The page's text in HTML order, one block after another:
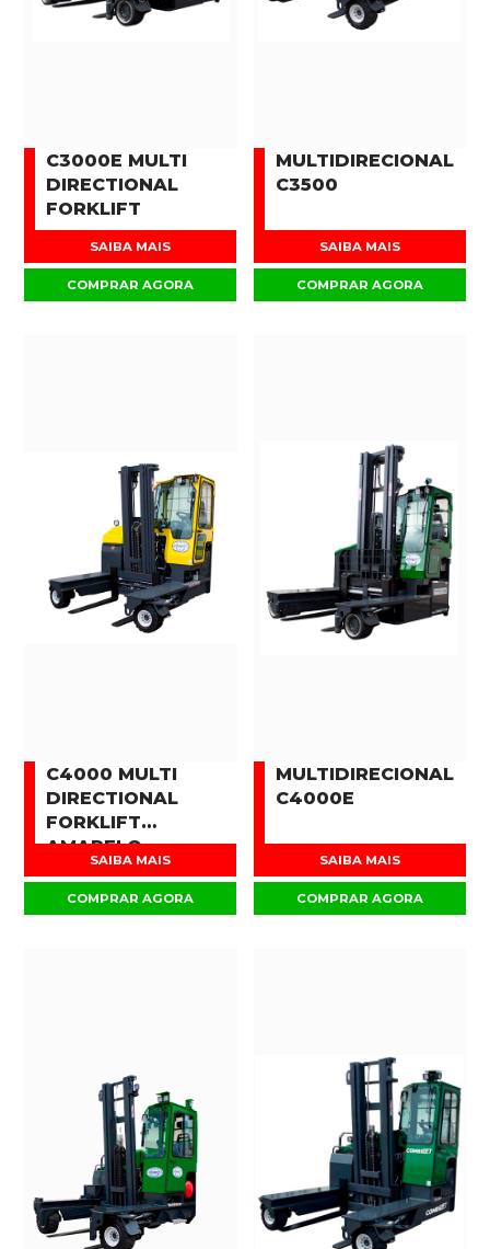
C3000E MULTI
DIRECTIONAL
FORKLIFT
SAIBA MAIS
COMPRAR AGORA
MULTIDIRECIONAL
C3500
SAIBA MAIS
COMPRAR AGORA
C4000 MULTI
DIRECTIONAL
FORKLIFT
AMARELO
SAIBA MAIS
COMPRAR AGORA
MULTIDIRECIONAL
C4000E
SAIBA MAIS
COMPRAR AGORA